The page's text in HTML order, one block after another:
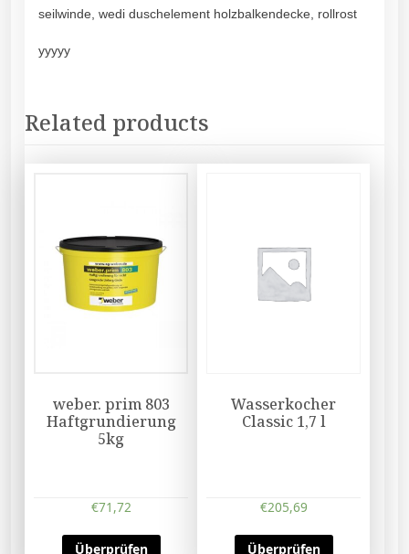
seilwinde, wedi duschelement holzbalkendecke, rollrost
yyyyy
Related products
weber. prim 803
Haftgrundierung
5kg
€71,72
Überprüfen
Wasserkocher
Classic 1,7 l
€205,69
Überprüfen